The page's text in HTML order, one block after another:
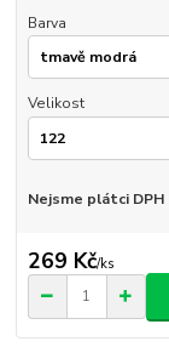
Barva
Velikost
Nejsme plátci DPH
269 Kč/ks